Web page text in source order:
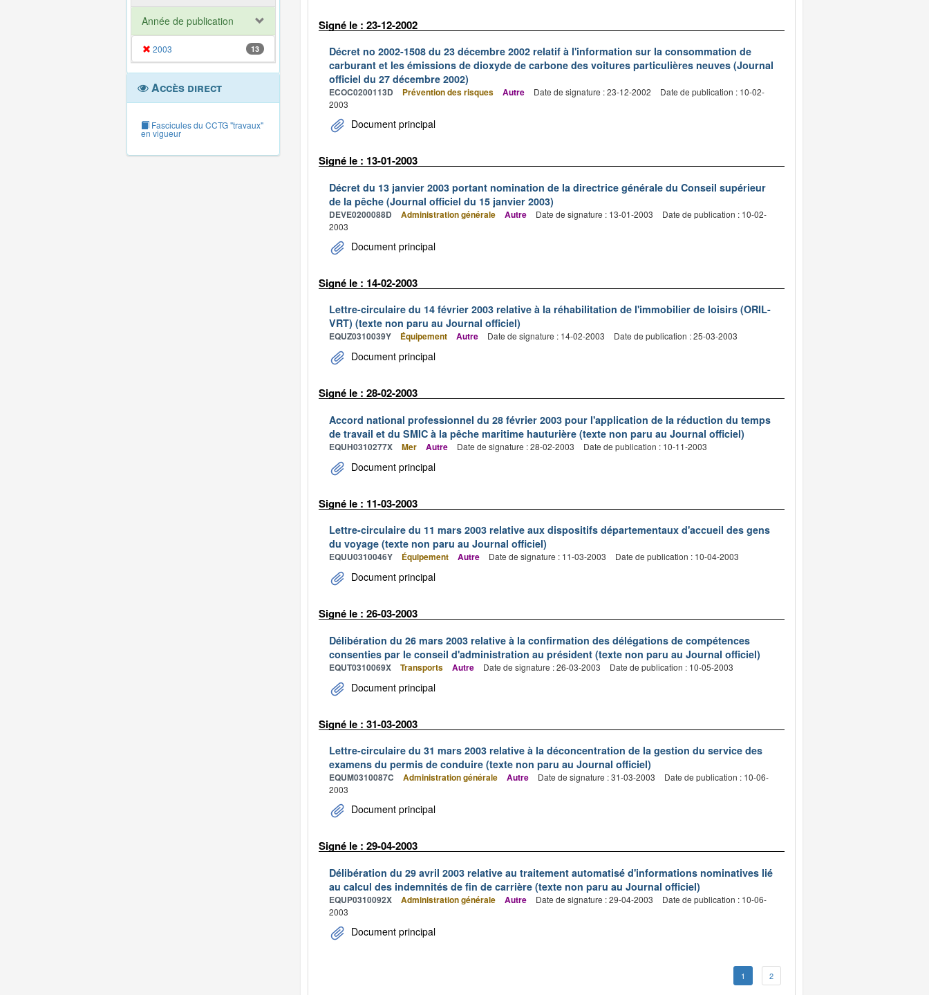
Année de publication
2003 13
Accès direct
Fascicules du CCTG "travaux"
en vigueur
Signé le : 23-12-2002
Décret no 2002-1508 du 23 décembre 2002 relatif à l'information sur la consommation de
carburant et les émissions de dioxyde de carbone des voitures particulières neuves (Journal
officiel du 27 décembre 2002)
ECOC0200113D Prévention des risques Autre Date de signature : 23-12-2002
Date de publication : 10-02-
2003
Document principal
Signé le : 13-01-2003
Décret du 13 janvier 2003 portant nomination de la directrice générale du Conseil supérieur
de la pêche (Journal officiel du 15 janvier 2003)
DEVE0200088D Administration générale Autre Date de signature : 13-01-2003
Date de publication : 10-02-
2003
Document principal
Signé le : 14-02-2003
Lettre-circulaire du 14 février 2003 relative à la réhabilitation de l'immobilier de loisirs (ORIL-
VRT) (texte non paru au Journal officiel)
EQUZ0310039Y Équipement Autre Date de signature : 14-02-2003 Date de publication : 25-03-2003
Document principal
Signé le : 28-02-2003
Accord national professionnel du 28 février 2003 pour l'application de la réduction du temps
de travail et du SMIC à la pêche maritime hauturière (texte non paru au Journal officiel)
EQUH0310277X Mer Autre Date de signature : 28-02-2003 Date de publication : 10-11-2003
Document principal
Signé le : 11-03-2003
Lettre-circulaire du 11 mars 2003 relative aux dispositifs départementaux d'accueil des gens
du voyage (texte non paru au Journal officiel)
EQUU0310046Y Équipement Autre Date de signature : 11-03-2003 Date de publication : 10-04-2003
Document principal
Signé le : 26-03-2003
Délibération du 26 mars 2003 relative à la confirmation des délégations de compétences
consenties par le conseil d'administration au président (texte non paru au Journal officiel)
EQUT0310069X Transports Autre Date de signature : 26-03-2003 Date de publication : 10-05-2003
Document principal
Signé le : 31-03-2003
Lettre-circulaire du 31 mars 2003 relative à la déconcentration de la gestion du service des
examens du permis de conduire (texte non paru au Journal officiel)
EQUM0310087C Administration générale Autre Date de signature : 31-03-2003
Date de publication : 10-06-
2003
Document principal
Signé le : 29-04-2003
Délibération du 29 avril 2003 relative au traitement automatisé d'informations nominatives lié
au calcul des indemnités de fin de carrière (texte non paru au Journal officiel)
EQUP0310092X Administration générale Autre Date de signature : 29-04-2003
Date de publication : 10-06-
2003
Document principal
1 2